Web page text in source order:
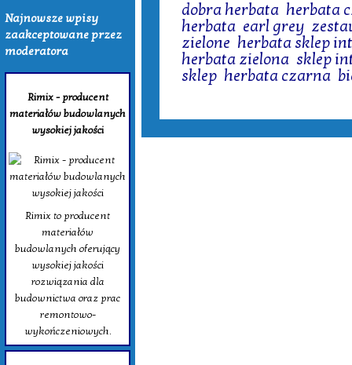
Najnowsze wpisy
zaakceptowane przez
moderatora
Rimix - producent
materiałów budowlanych
wysokiej jakości
Rimix to producent
materiałów
budowlanych oferujący
wysokiej jakości
rozwiązania dla
budownictwa oraz prac
remontowo-
wykończeniowych.
dobra herbata herbata
herbata earl grey
zielone herbata sklep
herbata zielona sklep
sklep herbata czarna